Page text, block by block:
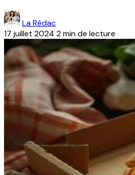
La Rédac
17 juillet 2024 2 min de lecture